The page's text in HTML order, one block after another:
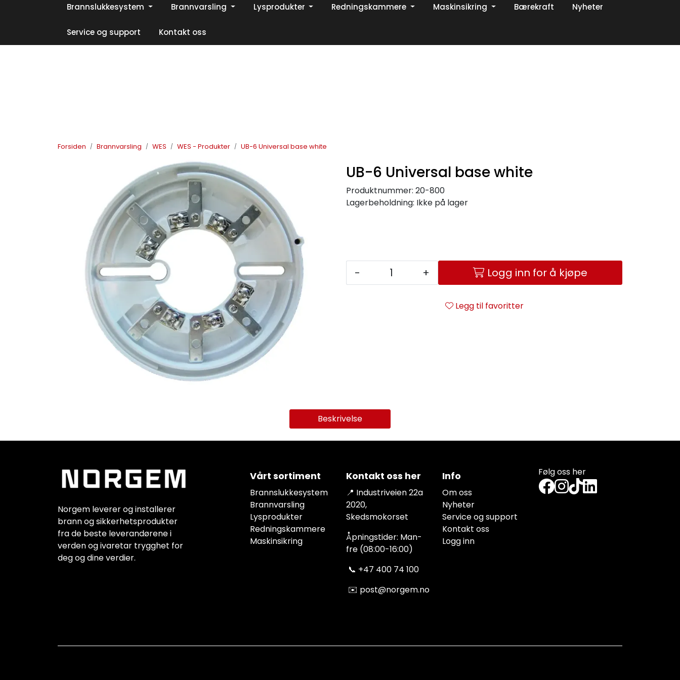
Skip to main content Din ekspert på brann og sikkerhetsløsninger!
Facebook | Instagram | LinkedIn
Brannslukkesystem Brannvarsling Lysprodukter Redningskammere Maskinsikring Bærekraft Nyheter
Service og support Kontakt oss
Forsiden Brannvarsling WES WES - Produkter UB-6 Universal base white
UB-6 Universal base white
Produktnummer: 20-800
Lagerbeholdning: Ikke på lager
- + Logg inn for å kjøpe
Legg til favoritter
Beskrivelse
Følg oss her
Vårt sortiment
Brannslukkesystem
Brannvarsling
Lysprodukter
Redningskammere
Maskinsikring
Norgem leverer og installerer
brann og sikkerhetsprodukter
fra de beste leverandørene i
verden og ivaretar trygghet for
deg og dine verdier.
Info
Om oss
Nyheter
Service og support
Kontakt oss
Logg inn
Kontakt oss her
📍 Industriveien 22a
2020,
Skedsmokorset
Åpningstider: Man-
fre (08:00-16:00)
📞 +47 400 74 100
✉️ post@norgem.no